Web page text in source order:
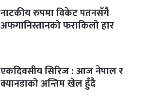
नाटकीय रुपमा विकेट पतनसँगै
अफगानिस्तानको फराकिलो हार
एकदिवसीय सिरिज : आज नेपाल र
क्यानडाको अन्तिम खेल हुँदै